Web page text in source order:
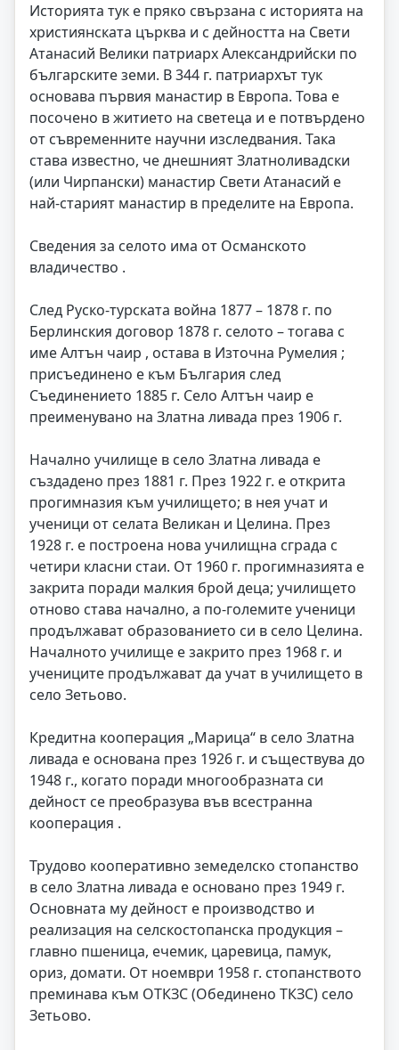
Историята тук е пряко свързана с историята на
християнската църква и с дейността на Свети
Атанасий Велики патриарх Александрийски по
българските земи. В 344 г. патриархът тук
основава първия манастир в Европа. Това е
посочено в житието на светеца и е потвърдено
от съвременните научни изследвания. Така
става известно, че днешният Златноливадски
(или Чирпански) манастир Свети Атанасий е
най-старият манастир в пределите на Европа.
Сведения за селото има от Османското
владичество .
След Руско-турската война 1877 – 1878 г. по
Берлинския договор 1878 г. селото – тогава с
име Алтън чаир , остава в Източна Румелия ;
присъединено е към България след
Съединението 1885 г. Село Алтън чаир е
преименувано на Златна ливада през 1906 г.
Начално училище в село Златна ливада е
създадено през 1881 г. През 1922 г. е открита
прогимназия към училището; в нея учат и
ученици от селата Великан и Целина. През
1928 г. е построена нова училищна сграда с
четири класни стаи. От 1960 г. прогимназията е
закрита поради малкия брой деца; училището
отново става начално, а по-големите ученици
продължават образованието си в село Целина.
Началното училище е закрито през 1968 г. и
учениците продължават да учат в училището в
село Зетьово.
Кредитна кооперация „Марица“ в село Златна
ливада е основана през 1926 г. и съществува до
1948 г., когато поради многообразната си
дейност се преобразува във всестранна
кооперация .
Трудово кооперативно земеделско стопанство
в село Златна ливада е основано през 1949 г.
Основната му дейност е производство и
реализация на селскостопанска продукция –
главно пшеница, ечемик, царевица, памук,
ориз, домати. От ноември 1958 г. стопанството
преминава към ОТКЗС (Обединено ТКЗС) село
Зетьово.